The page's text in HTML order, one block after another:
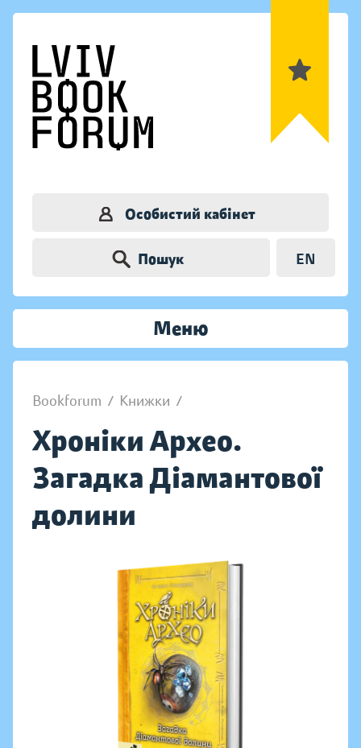
Особистий кабінет
Пошук EN
Меню
Bookforum / Книжки /
Хроніки Архео.
Загадка Діамантової
долини